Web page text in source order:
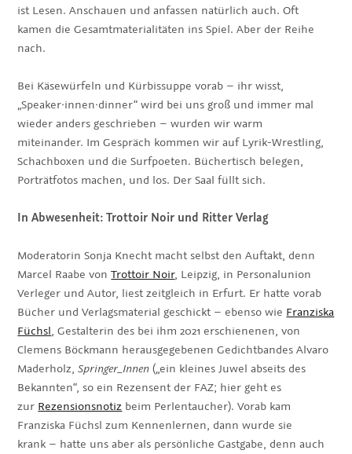
ist Lesen. Anschauen und anfassen natürlich auch. Oft
kamen die Gesamtmaterialitäten ins Spiel. Aber der Reihe
nach.
Bei Käsewürfeln und Kürbissuppe vorab – ihr wisst,
„Speaker·innen·dinner“ wird bei uns groß und immer mal
wieder anders geschrieben – wurden wir warm
miteinander. Im Gespräch kommen wir auf Lyrik-Wrestling,
Schachboxen und die Surfpoeten. Büchertisch belegen,
Porträtfotos machen, und los. Der Saal füllt sich.
In Abwesenheit: Trottoir Noir und Ritter Verlag
Moderatorin Sonja Knecht macht selbst den Auftakt, denn
Marcel Raabe vonTrottoir Noir, Leipzig, in Personalunion
Verleger und Autor, liest zeitgleich in Erfurt. Er hatte vorab
Bücher und Verlagsmaterial geschickt – ebenso wie Franziska
Füchsl, Gestalterin des bei ihm 2021 erschienenen, von
Clemens Böckmann herausgegebenen Gedichtbandes Alvaro
Maderholz,Springer_Innen („ein kleines Juwel abseits des
Bekannten“, so ein Rezensent der FAZ; hier geht es
zur Rezensionsnotiz beim Perlentaucher). Vorab kam
Franziska Füchsl zum Kennenlernen, dann wurde sie
krank – hatte uns aber als persönliche Gastgabe, denn auch